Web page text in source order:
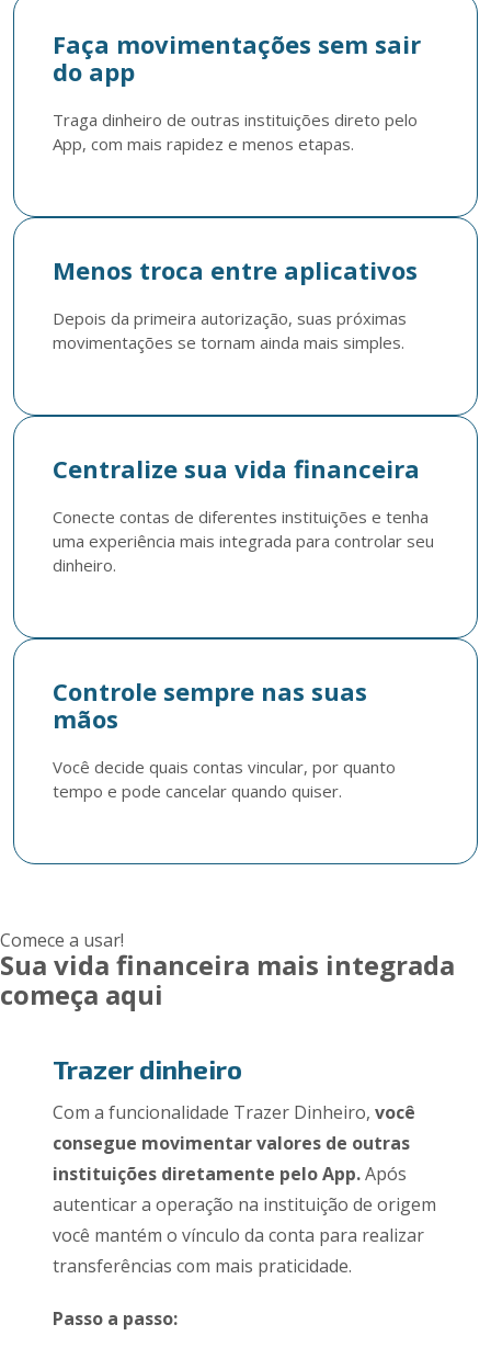
Faça movimentações sem sair
do app
Traga dinheiro de outras instituições direto pelo
App, com mais rapidez e menos etapas.
Menos troca entre aplicativos
Depois da primeira autorização, suas próximas
movimentações se tornam ainda mais simples.
Centralize sua vida financeira
Conecte contas de diferentes instituições e tenha
uma experiência mais integrada para controlar seu
dinheiro.
Controle sempre nas suas
mãos
Você decide quais contas vincular, por quanto
tempo e pode cancelar quando quiser.
Comece a usar!
Sua vida financeira mais integrada
começa aqui
Trazer dinheiro
Com a funcionalidade Trazer Dinheiro, você
consegue movimentar valores de outras
instituições diretamente pelo App.Após
autenticar a operação na instituição de origem
você mantém o vínculo da conta para realizar
transferências com mais praticidade.
Passo a passo: